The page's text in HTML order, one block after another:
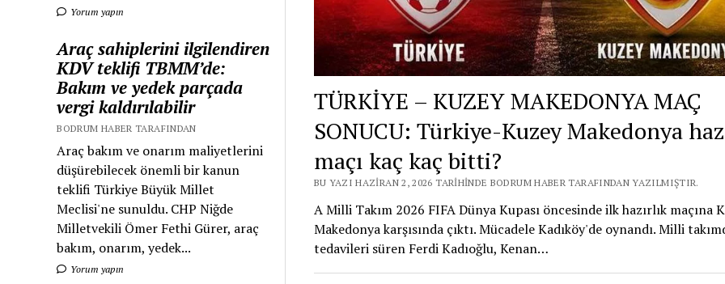
Yorum yapın
Araç sahiplerini ilgilendiren
KDV teklifi TBMM’de:
Bakım ve yedek parçada
vergi kaldırılabilir
BODRUM HABER TARAFINDAN
Araç bakım ve onarım maliyetlerini
düşürebilecek önemli bir kanun
teklifi Türkiye Büyük Millet
Meclisi'ne sunuldu. CHP Niğde
Milletvekili Ömer Fethi Gürer, araç
bakım, onarım, yedek...
Yorum yapın
TÜRKİYE – KUZEY MAKEDONYA MAÇ
SONUCU: Türkiye-Kuzey Makedonya
maçı kaç kaç bitti?
BU YAZI HAZIRAN 2, 2026 TARIHINDE BODRUM HABER TARAFINDAN YAZILMIŞTIR.
A Milli Takım 2026 FIFA Dünya Kupası öncesinde ilk hazırlık maçına
Makedonya karşısında çıktı. Mücadele Kadıköy'de oynandı. Milli
tedavileri süren Ferdi Kadıoğlu, Kenan…